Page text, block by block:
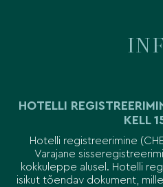
HOTELLI
KELL
Hotelli registreerimine
Varajane
kokkuleppe alusel. Hotelli
isikut tõendav dokument,